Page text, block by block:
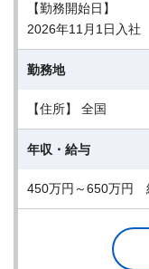
【勤務開始日】
2026年11月1日入社
勤務地
【住所】 全国
年収・給与
450万円～650万円